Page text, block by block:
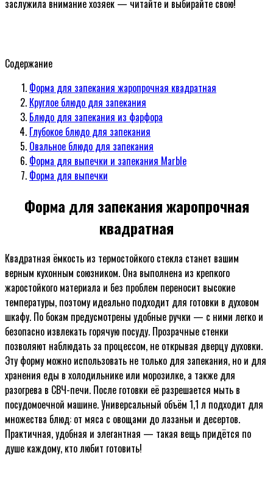
заслужила внимание хозяек — читайте и выбирайте свою!
Содержание
Форма для запекания жаропрочная квадратная
Круглое блюдо для запекания
Блюдо для запекания из фарфора
Глубокое блюдо для запекания
Овальное блюдо для запекания
Форма для выпечки и запекания Marble
Форма для выпечки
Форма для запекания жаропрочная
квадратная
Квадратная ёмкость из термостойкого стекла станет вашим
верным кухонным союзником. Она выполнена из крепкого
жаростойкого материала и без проблем переносит высокие
температуры, поэтому идеально подходит для готовки в духовом
шкафу. По бокам предусмотрены удобные ручки — с ними легко и
безопасно извлекать горячую посуду. Прозрачные стенки
позволяют наблюдать за процессом, не открывая дверцу духовки.
Эту форму можно использовать не только для запекания, но и для
хранения еды в холодильнике или морозилке, а также для
разогрева в СВЧ-печи. После готовки её разрешается мыть в
посудомоечной машине. Универсальный объём 1,1 л подходит для
множества блюд: от мяса с овощами до лазаньи и десертов.
Практичная, удобная и элегантная — такая вещь придётся по
душе каждому, кто любит готовить!